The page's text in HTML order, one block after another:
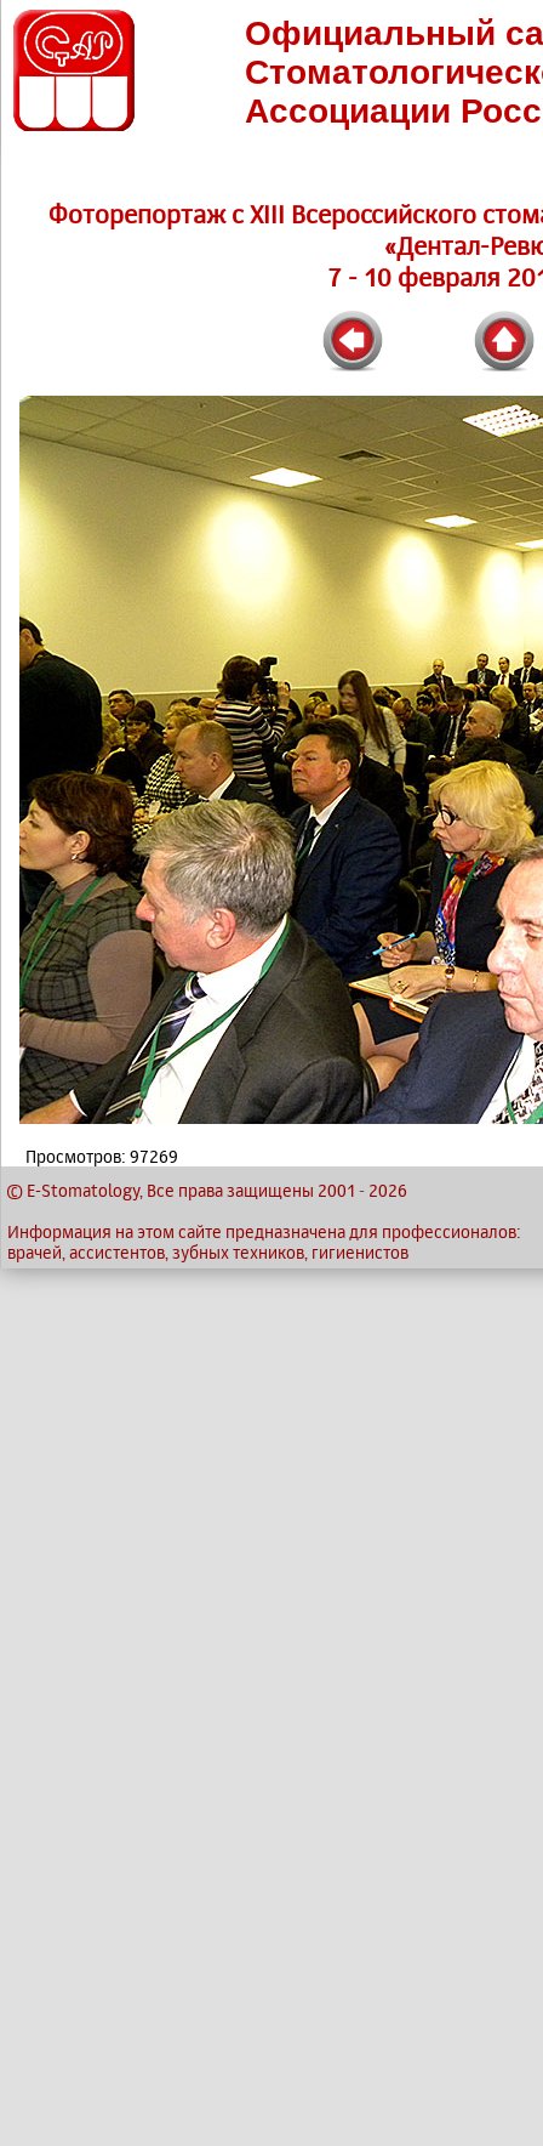
Официальный
Ассоциации
Фоторепортаж c XIII Всероссийского
«Дентал-
7 - 10 февраля
Просмотров: 97269
© E-Stomatology, Все права защищены 2001 - 2026
Информация на этом сайте предназначена для профессионалов:
врачей, ассистентов, зубных техников, гигиенистов